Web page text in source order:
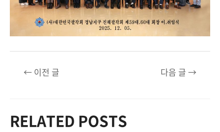
←이전 글 다음 글→
RELATED POSTS